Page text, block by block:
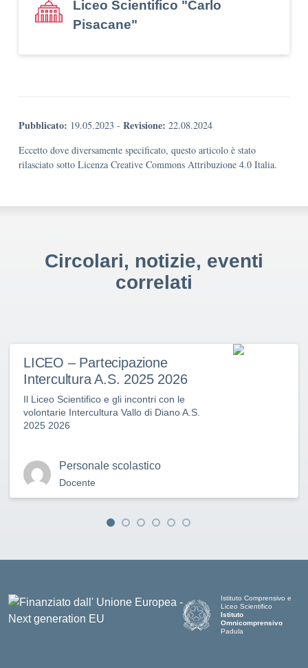
Liceo Scientifico "Carlo
Pisacane"
Pubblicato: 19.05.2023 - Revisione: 22.08.2024
Eccetto dove diversamente specificato, questo articolo è stato
rilasciato sotto Licenza Creative Commons Attribuzione 4.0 Italia.
Circolari, notizie, eventi
correlati
LICEO – Partecipazione
Intercultura A.S. 2025 2026
Il Liceo Scientifico e gli incontri con le
volontarie Intercultura Vallo di Diano A.S.
2025 2026
Personale scolastico
Docente
Istituto Comprensivo e
Liceo Scientifico
Istituto
Omnicomprensivo
Padula